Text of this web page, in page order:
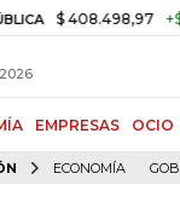
$ 408.498,97 +$
EMPRESAS OCIO
ECONOMÍA